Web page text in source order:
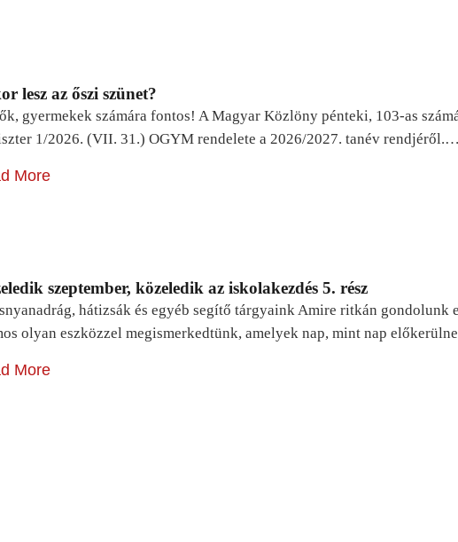
lesz az őszi szünet?
gyermekek számára fontos! A Magyar Közlöny pénteki, 103-as
1/2026. (VII. 31.) OGYM rendelete a 2026/2027. tanév rendjéről.…
More
szeptember, közeledik az iskolakezdés 5. rész
hátizsák és egyéb segítő tárgyaink Amire ritkán gondolunk
olyan eszközzel megismerkedtünk, amelyek nap, mint nap
More